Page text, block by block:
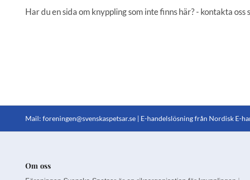
Har du en sida om knyppling som inte finns här? - kontakta oss
Mail: foreningen@svenskaspetsar.se | E-handelslösning från Nordisk E-
Om oss